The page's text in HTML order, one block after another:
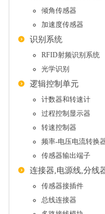
倾角传感器
加速度传感器
识别系统
RFID射频识别系统
光学识别
逻辑控制单元
计数器和转速计
过程控制显示器
转速控制器
频率-电压电流转换
传感器输出端子
连接器,电源线,分线
传感器接插件
总线连接器